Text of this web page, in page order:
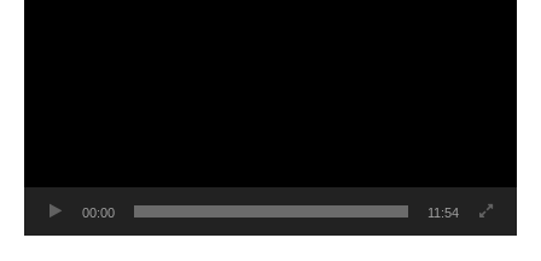
00:00 11:54